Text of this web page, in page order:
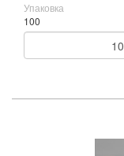
Упаковка
100